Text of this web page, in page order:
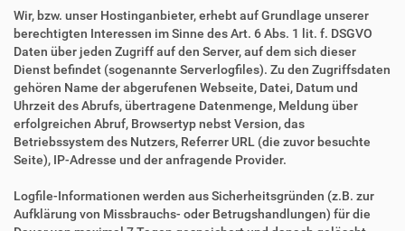
Wir, bzw. unser Hostinganbieter, erhebt auf Grundlage unserer
berechtigten Interessen im Sinne des Art. 6 Abs. 1 lit. f. DSGVO
Daten über jeden Zugriff auf den Server, auf dem sich dieser
Dienst befindet (sogenannte Serverlogfiles). Zu den Zugriffsdaten
gehören Name der abgerufenen Webseite, Datei, Datum und
Uhrzeit des Abrufs, übertragene Datenmenge, Meldung über
erfolgreichen Abruf, Browsertyp nebst Version, das
Betriebssystem des Nutzers, Referrer URL (die zuvor besuchte
Seite), IP-Adresse und der anfragende Provider.
Logfile-Informationen werden aus Sicherheitsgründen (z.B. zur
Aufklärung von Missbrauchs- oder Betrugshandlungen) für die